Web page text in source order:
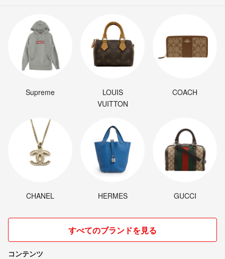
Supreme
LOUIS
VUITTON
COACH
CHANEL HERMES GUCCI
すべてのブランドを見る
コンテンツ